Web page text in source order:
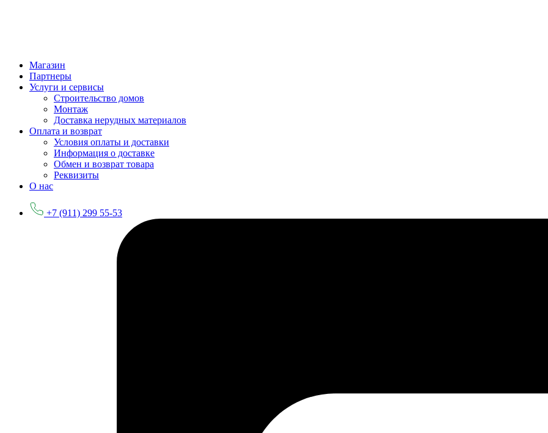
Магазин
Партнеры
Услуги и сервисы
Строительство домов
Монтаж
Доставка нерудных материалов
Оплата и возврат
Условия оплаты и доставки
Информация о доставке
Обмен и возврат товара
Реквизиты
О нас
+7 (911) 299 55-53